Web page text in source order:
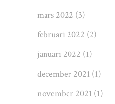
mars 2022 (3)
februari 2022 (2)
januari 2022 (1)
december 2021 (1)
november 2021 (1)